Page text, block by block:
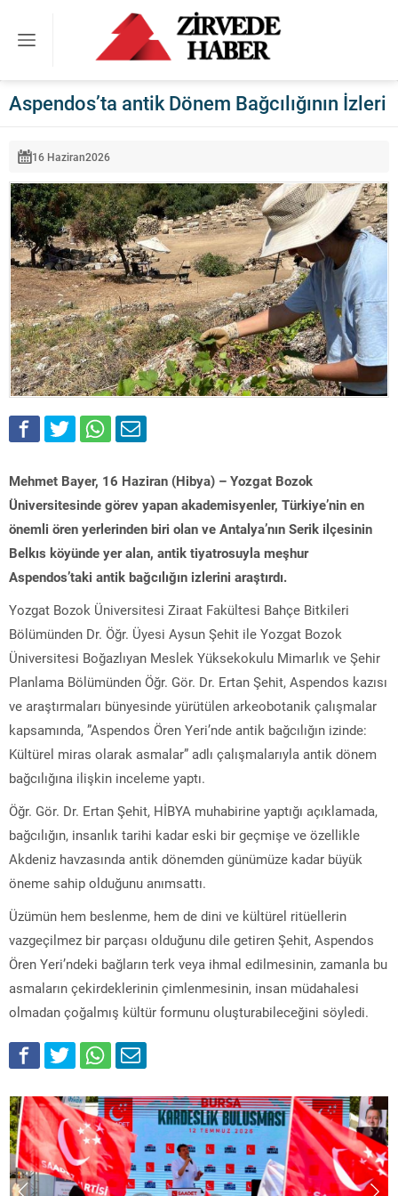
Aspendos’ta antik Dönem Bağcılığının İzleri
16 Haziran2026
Mehmet Bayer, 16 Haziran (Hibya) – Yozgat Bozok
Üniversitesinde görev yapan akademisyenler, Türkiye’nin en
önemli ören yerlerinden biri olan ve Antalya’nın Serik ilçesinin
Belkıs köyünde yer alan, antik tiyatrosuyla meşhur
Aspendos’taki antik bağcılığın izlerini araştırdı.
Yozgat Bozok Üniversitesi Ziraat Fakültesi Bahçe Bitkileri
Bölümünden Dr. Öğr. Üyesi Aysun Şehit ile Yozgat Bozok
Üniversitesi Boğazlıyan Meslek Yüksekokulu Mimarlık ve Şehir
Planlama Bölümünden Öğr. Gör. Dr. Ertan Şehit, Aspendos kazısı
ve araştırmaları bünyesinde yürütülen arkeobotanik çalışmalar
kapsamında, ”Aspendos Ören Yeri’nde antik bağcılığın izinde:
Kültürel miras olarak asmalar” adlı çalışmalarıyla antik dönem
bağcılığına ilişkin inceleme yaptı.
Öğr. Gör. Dr. Ertan Şehit, HİBYA muhabirine yaptığı açıklamada,
bağcılığın, insanlık tarihi kadar eski bir geçmişe ve özellikle
Akdeniz havzasında antik dönemden günümüze kadar büyük
öneme sahip olduğunu anımsattı.
Üzümün hem beslenme, hem de dini ve kültürel ritüellerin
vazgeçilmez bir parçası olduğunu dile getiren Şehit, Aspendos
Ören Yeri’ndeki bağların terk veya ihmal edilmesinin, zamanla bu
asmaların çekirdeklerinin çimlenmesinin, insan müdahalesi
olmadan çoğalmış kültür formunu oluşturabileceğini söyledi.